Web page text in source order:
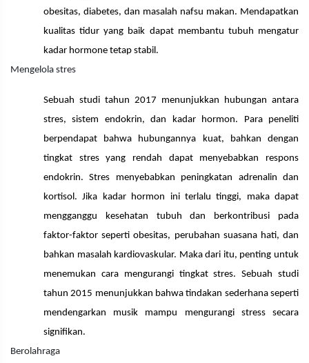
obesitas, diabetes, dan masalah nafsu makan. Mendapatkan
kualitas tidur yang baik dapat membantu tubuh mengatur
kadar hormone tetap stabil.
Mengelola stres
Sebuah studi tahun 2017 menunjukkan hubungan antara
stres, sistem endokrin, dan kadar hormon. Para peneliti
berpendapat bahwa hubungannya kuat, bahkan dengan
tingkat stres yang rendah dapat menyebabkan respons
endokrin. Stres menyebabkan peningkatan adrenalin dan
kortisol. Jika kadar hormon ini terlalu tinggi, maka dapat
mengganggu kesehatan tubuh dan berkontribusi pada
faktor-faktor seperti obesitas, perubahan suasana hati, dan
bahkan masalah kardiovaskular. Maka dari itu, penting untuk
menemukan cara mengurangi tingkat stres. Sebuah studi
tahun 2015 menunjukkan bahwa tindakan sederhana seperti
mendengarkan musik mampu mengurangi stress secara
signifikan.
Berolahraga